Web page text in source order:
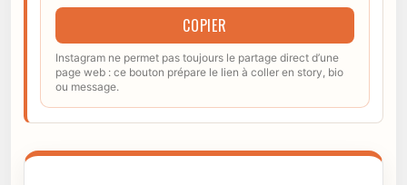
COPIER
Instagram ne permet pas toujours le partage direct d’une
page web : ce bouton prépare le lien à coller en story, bio
ou message.